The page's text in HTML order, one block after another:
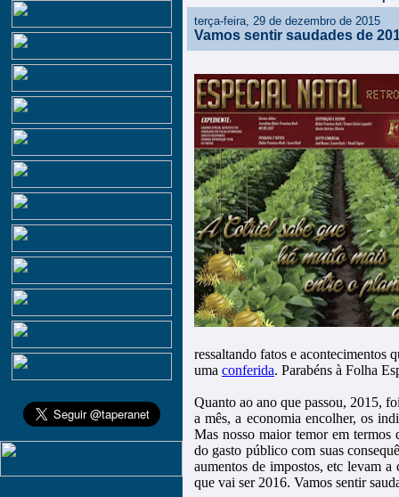
terça-feira, 29 de dezembro de 2015
Vamos sentir saudades de
ressaltando fatos e acontecimentos
uma conferida. Parabéns à Folha
Quanto ao ano que passou, 2015,
a mês, a economia encolher, os
Mas nosso maior temor em termos
do gasto público com suas
aumentos de impostos, etc levam
que vai ser 2016. Vamos sentir